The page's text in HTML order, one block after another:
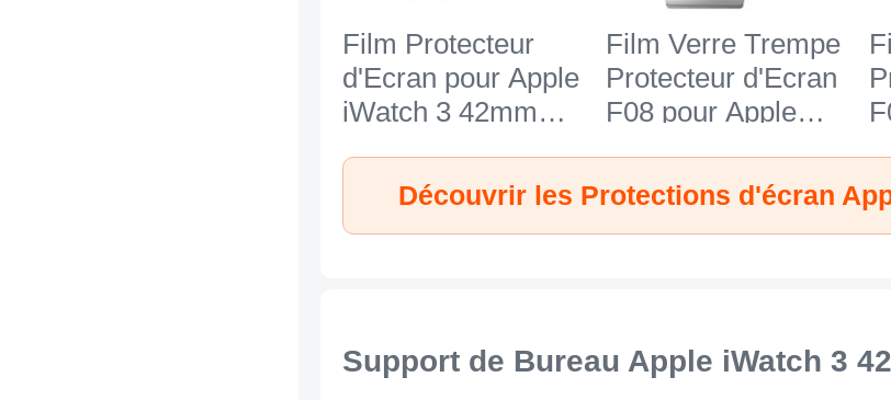
Film Protecteur
d'Ecran pour Apple
iWatch 3 42mm
Film Verre Trempe
Protecteur d'Ecran
F08 pour Apple
Clair
Support de Bureau Apple iWatch 3